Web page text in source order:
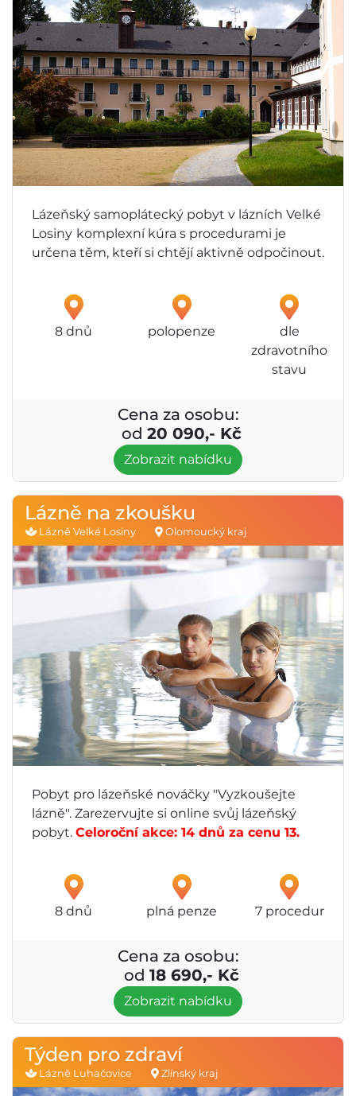
Lázeňský samoplátecký pobyt v lázních Velké
Losiny komplexní kúra s procedurami je
určena těm, kteří si chtějí aktivně odpočinout.
8 dnů polopenze
dle
zdravotního
stavu
Cena za osobu:
od 20 090,- Kč
Zobrazit nabídku
Lázně na zkoušku
Lázně Velké Losiny Olomoucký kraj
Pobyt pro lázeňské nováčky "Vyzkoušejte
lázně". Zarezervujte si online svůj lázeňský
pobyt. Celoroční akce: 14 dnů za cenu 13.
8 dnů plná penze 7 procedur
Cena za osobu:
od 18 690,- Kč
Zobrazit nabídku
Týden pro zdraví
Lázně Luhačovice Zlínský kraj